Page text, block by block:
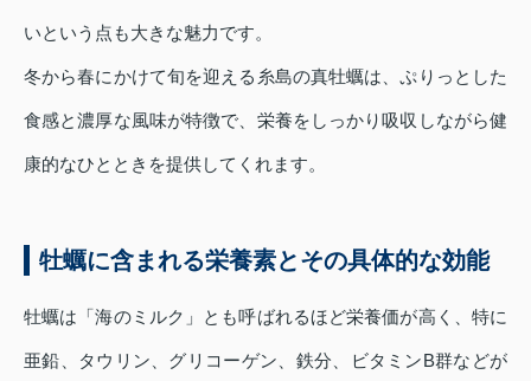
いという点も大きな魅力です。
冬から春にかけて旬を迎える糸島の真牡蠣は、ぷりっとした
食感と濃厚な風味が特徴で、栄養をしっかり吸収しながら健
康的なひとときを提供してくれます。
牡蠣に含まれる栄養素とその具体的な効能
牡蠣は「海のミルク」とも呼ばれるほど栄養価が高く、特に
亜鉛、タウリン、グリコーゲン、鉄分、ビタミンB群などが